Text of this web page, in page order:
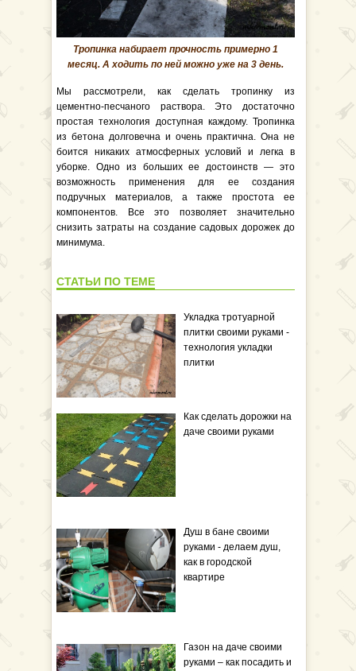
Тропинка набирает прочность примерно 1
месяц. А ходить по ней можно уже на 3 день.
Мы рассмотрели, как сделать тропинку из
цементно-песчаного раствора. Это достаточно
простая технология доступная каждому. Тропинка
из бетона долговечна и очень практична. Она не
боится никаких атмосферных условий и легка в
уборке. Одно из больших ее достоинств — это
возможность применения для ее создания
подручных материалов, а также простота ее
компонентов. Все это позволяет значительно
снизить затраты на создание садовых дорожек до
минимума.
СТАТЬИ ПО ТЕМЕ
Укладка тротуарной
плитки своими руками -
технология укладки
плитки
Как сделать дорожки на
даче своими руками
Душ в бане своими
руками - делаем душ,
как в городской
квартире
Газон на даче своими
руками – как посадить и